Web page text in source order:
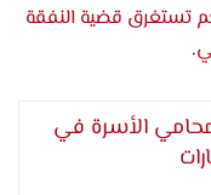
تستغرق قضية النفقة
.
الأسرة في